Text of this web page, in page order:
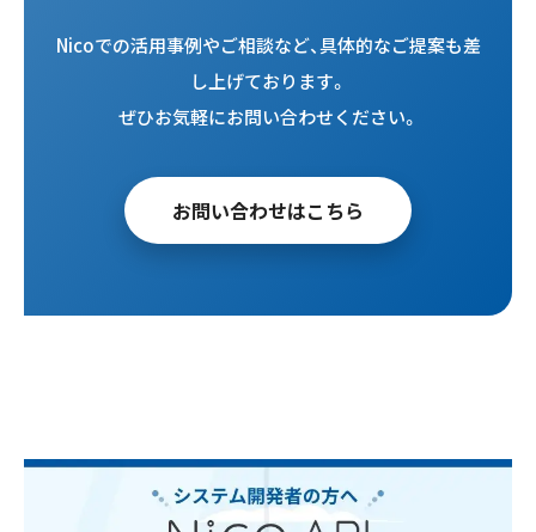
Nicoでの活⽤事例やご相談など、具体的なご提案も差
し上げております。
ぜひお気軽にお問い合わせください。
お問い合わせはこちら